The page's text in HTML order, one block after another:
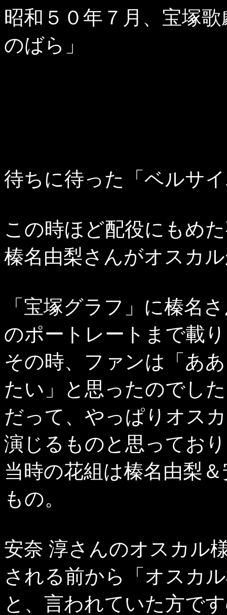
昭和５０年７月、宝塚
のばら」
待ちに待った「ベルサ
この時ほど配役にもめ
榛名由梨さんがオスカ
「宝塚グラフ」に榛名
のポートレートまで載
その時、ファンは「あ
たい」と思ったのでし
だって、やっぱりオス
演じるものと思ってお
当時の花組は榛名由梨
もの。
安奈 淳さんのオスカル
される前から「オスカ
と、言われていた方で